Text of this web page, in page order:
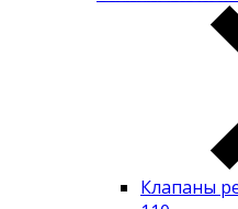
Клапаны